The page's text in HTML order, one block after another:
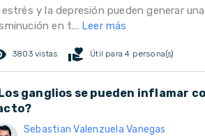
estrés y la depresión pueden generar una
en t... Leer más
3803 vistas volunteer_activism Útil para 4 persona(s)
ganglios se pueden inflamar
Sebastian Valenzuela Vanegas